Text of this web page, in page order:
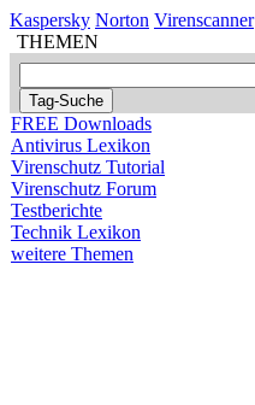
Kaspersky Norton Virenscanner
THEMEN
FREE Downloads
Antivirus Lexikon
Virenschutz Tutorial
Virenschutz Forum
Testberichte
Technik Lexikon
weitere Themen